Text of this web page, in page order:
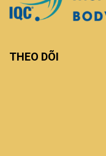
THEO DÕI